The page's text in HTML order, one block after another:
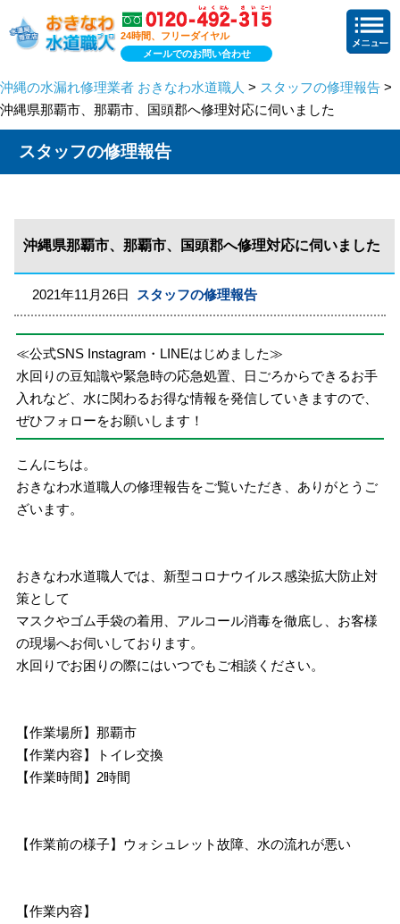
24時間、フリーダイヤル
メールでのお問い合わせ
沖縄の水漏れ修理業者 おきなわ水道職人 > スタッフの修理報告 >
沖縄県那覇市、那覇市、国頭郡へ修理対応に伺いました
スタッフの修理報告
沖縄県那覇市、那覇市、国頭郡へ修理対応に伺いました
2021年11月26日 スタッフの修理報告
≪公式SNS Instagram・LINEはじめました≫
水回りの豆知識や緊急時の応急処置、日ごろからできるお手
入れなど、水に関わるお得な情報を発信していきますので、
ぜひフォローをお願いします！
こんにちは。
おきなわ水道職人の修理報告をご覧いただき、ありがとうご
ざいます。
おきなわ水道職人では、新型コロナウイルス感染拡大防止対
策として
マスクやゴム手袋の着用、アルコール消毒を徹底し、お客様
の現場へお伺いしております。
水回りでお困りの際にはいつでもご相談ください。
【作業場所】那覇市
【作業内容】トイレ交換
【作業時間】2時間
【作業前の様子】ウォシュレット故障、水の流れが悪い
【作業内容】